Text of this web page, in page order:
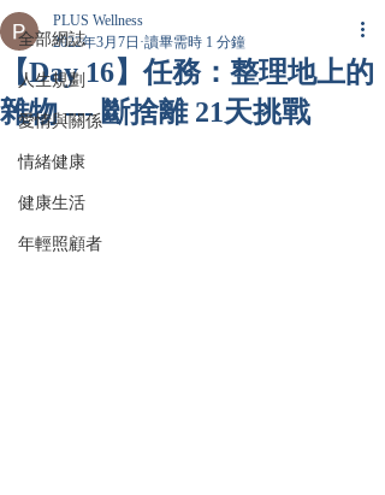
全部網誌
人生規劃
愛情與關係
情緒健康
健康生活
年輕照顧者
【Day 16】任務：整理地上的
雜物 --- 斷捨離 21天挑戰
PLUS Wellness
2022年3月7日 讀畢需時 1 分鐘